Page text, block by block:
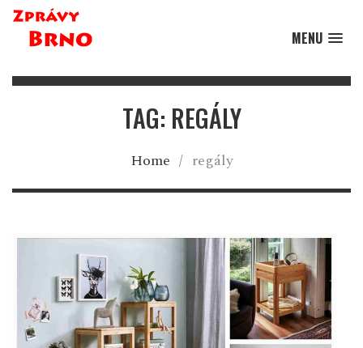
MENU
TAG: REGÁLY
Home / regály